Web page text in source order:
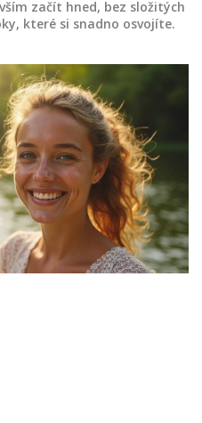
začít hned, bez složitých
které si snadno osvojíte.